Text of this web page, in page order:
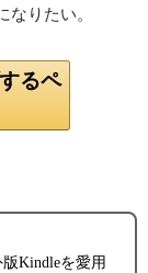
なりたい。
るペ
Kindleを愛用